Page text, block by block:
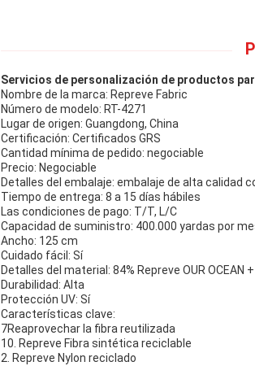
Servicios de personalización de productos
Nombre de la marca: Repreve Fabric
Número de modelo: RT-4271
Lugar de origen: Guangdong, China
Certificación: Certificados GRS
Cantidad mínima de pedido: negociable
Precio: Negociable
Detalles del embalaje: embalaje de alta calidad
Tiempo de entrega: 8 a 15 días hábiles
Las condiciones de pago: T/T, L/C
Capacidad de suministro: 400.000 yardas por
Ancho: 125 cm
Cuidado fácil: Sí
Detalles del material: 84% Repreve OUR OCEAN
Durabilidad: Alta
Protección UV: Sí
Características clave:
7Reaprovechar la fibra reutilizada
10. Repreve Fibra sintética reciclable
2. Repreve Nylon reciclado